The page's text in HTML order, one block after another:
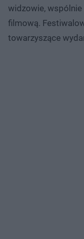
widzowie,
filmową.
towarzyszące